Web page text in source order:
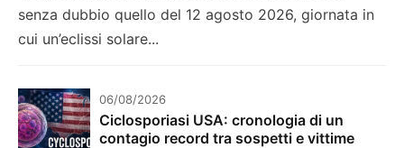
senza dubbio quello del 12 agosto 2026, giornata in
cui un’eclissi solare...
06/08/2026
Ciclosporiasi USA: cronologia di un
contagio record tra sospetti e vittime